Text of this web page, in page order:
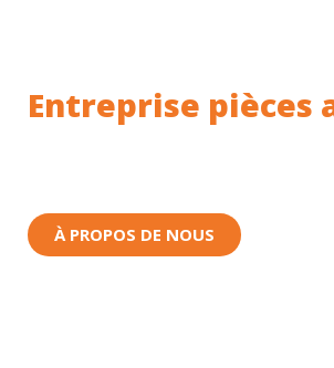
Entreprise pièces
À PROPOS DE NOUS